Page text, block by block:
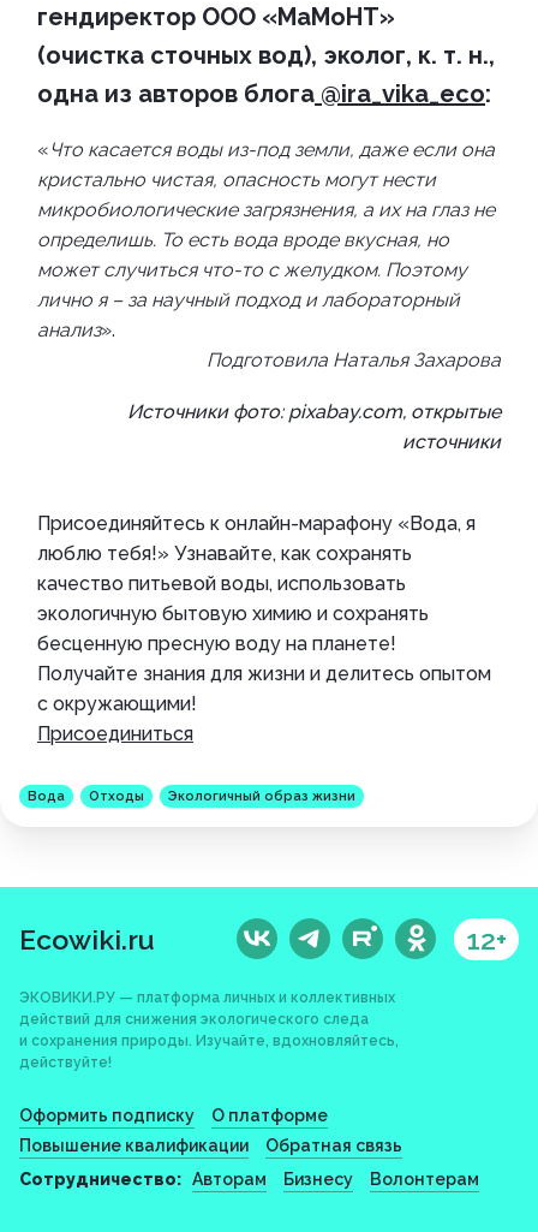
гендиректор ООО «МаМоНТ»
(очистка сточных вод), эколог, к. т. н.,
одна из авторов блога @ira_vika_eco:
«Что касается воды из-под земли, даже если она
кристально чистая, опасность могут нести
микробиологические загрязнения, а их на глаз не
определишь. То есть вода вроде вкусная, но
может случиться что-то с желудком. Поэтому
лично я – за научный подход и лабораторный
анализ».
Подготовила Наталья Захарова
Источники фото: pixabay.com, открытые
источники
Присоединяйтесь к онлайн-марафону «Вода, я
люблю тебя!» Узнавайте, как сохранять
качество питьевой воды, использовать
экологичную бытовую химию и сохранять
бесценную пресную воду на планете!
Получайте знания для жизни и делитесь опытом
с окружающими!
Присоединиться
Вода Отходы Экологичный образ жизни
Ecowiki.ru 12+
ЭКОВИКИ.РУ — платформа личных и коллективных
действий для снижения экологического следа
и сохранения природы. Изучайте, вдохновляйтесь,
действуйте!
Оформить подписку
О платформе
Повышение квалификации
Обратная связь
Сотрудничество: Авторам Бизнесу Волонтерам